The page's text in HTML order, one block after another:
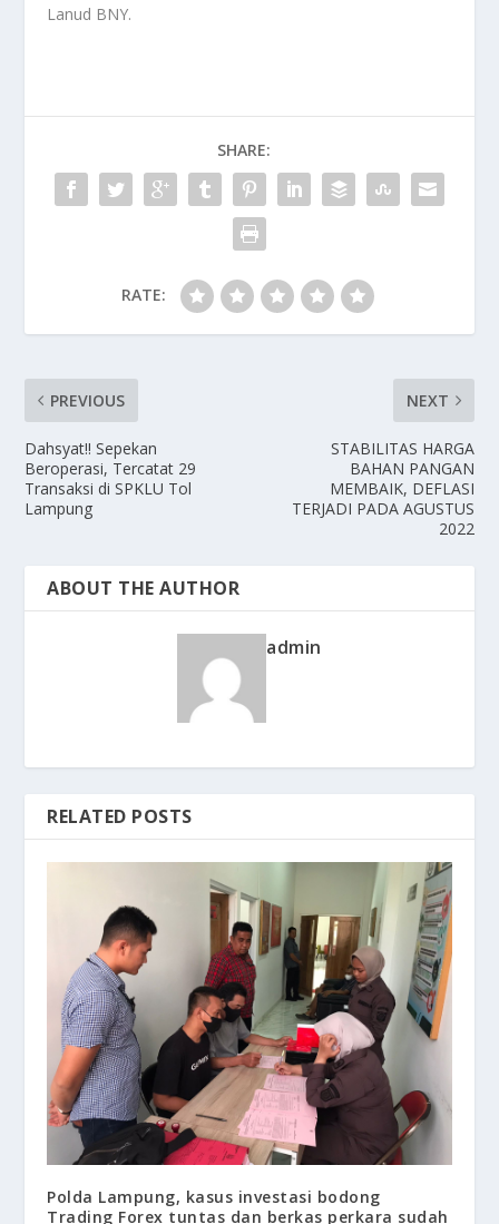
Lanud BNY.
SHARE:
RATE:
PREVIOUS
Dahsyat!! Sepekan
Beroperasi, Tercatat 29
Transaksi di SPKLU Tol
Lampung
NEXT
STABILITAS HARGA
BAHAN PANGAN
MEMBAIK, DEFLASI
TERJADI PADA AGUSTUS
2022
ABOUT THE AUTHOR
admin
RELATED POSTS
Polda Lampung, kasus investasi bodong
Trading Forex tuntas dan berkas perkara sudah